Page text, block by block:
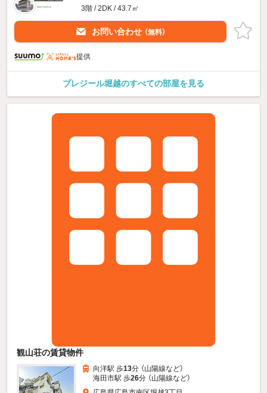
3階 / 2DK / 43.7㎡
お問い合わせ （無料）
提供
プレジール堀越のすべての部屋を見る
観山荘の賃貸物件
向洋駅 歩13分 （山陽線など）
海田市駅 歩26分 （山陽線など）